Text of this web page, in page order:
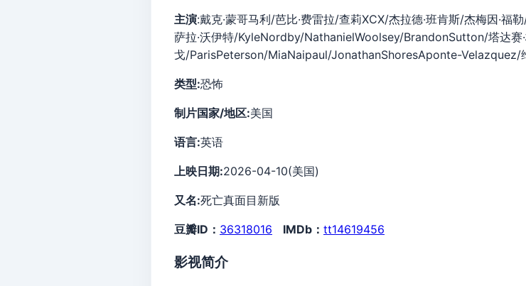
主演:戴克·蒙哥马利/芭比·费雷拉/查莉XCX/杰拉德·班肯斯/杰梅因·福
萨拉·沃伊特/KyleNordby/NathanielWoolsey/BrandonSutton/塔达赛
戈/ParisPeterson/MiaNaipaul/JonathanShoresAponte-Velazquez/
类型:恐怖
制片国家/地区:美国
语言:英语
上映日期:2026-04-10(美国)
又名:死亡真面目新版
豆瓣ID： 36318016 IMDb： tt14619456
影视简介